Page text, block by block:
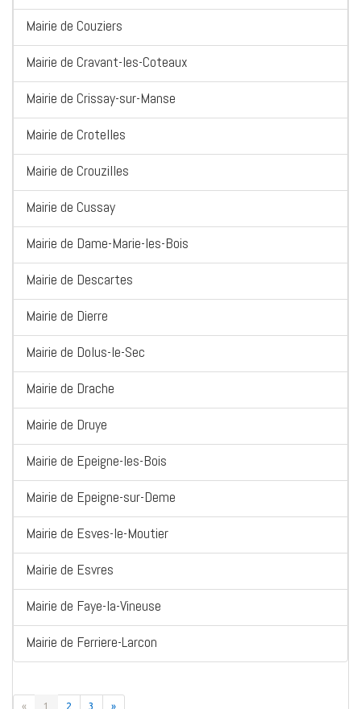
Mairie de Couziers
Mairie de Cravant-les-Coteaux
Mairie de Crissay-sur-Manse
Mairie de Crotelles
Mairie de Crouzilles
Mairie de Cussay
Mairie de Dame-Marie-les-Bois
Mairie de Descartes
Mairie de Dierre
Mairie de Dolus-le-Sec
Mairie de Drache
Mairie de Druye
Mairie de Epeigne-les-Bois
Mairie de Epeigne-sur-Deme
Mairie de Esves-le-Moutier
Mairie de Esvres
Mairie de Faye-la-Vineuse
Mairie de Ferriere-Larcon
« 1 2 3 »